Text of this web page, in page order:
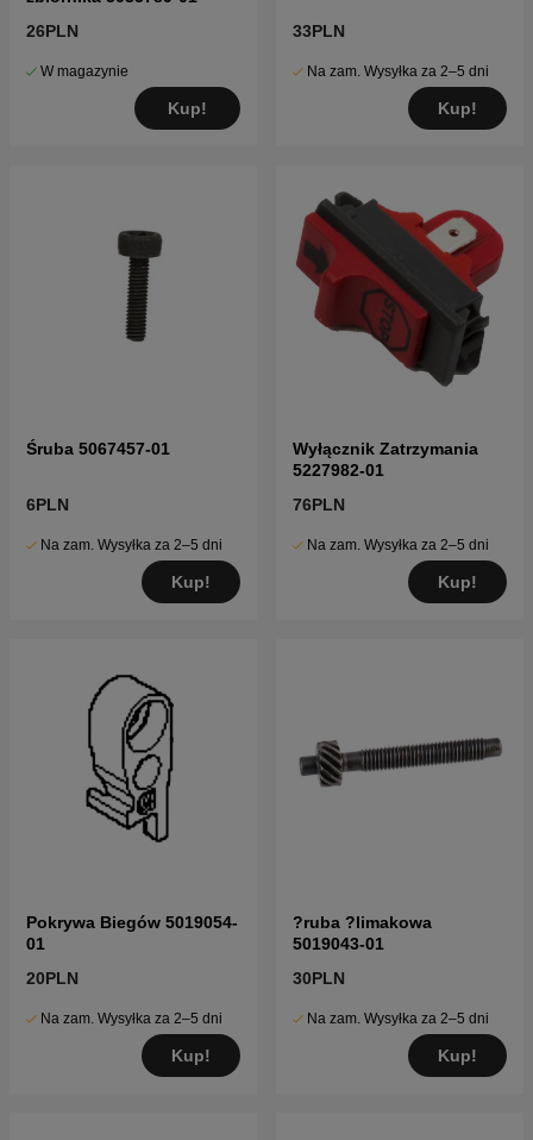
26PLN
W magazynie
Kup!
33PLN
Na zam. Wysyłka za 2–5 dni
Kup!
Śruba 5067457-01
6PLN
Na zam. Wysyłka za 2–5 dni
Kup!
Wyłącznik Zatrzymania
5227982-01
76PLN
Na zam. Wysyłka za 2–5 dni
Kup!
Pokrywa Biegów 5019054-
01
20PLN
Na zam. Wysyłka za 2–5 dni
Kup!
?ruba ?limakowa
5019043-01
30PLN
Na zam. Wysyłka za 2–5 dni
Kup!